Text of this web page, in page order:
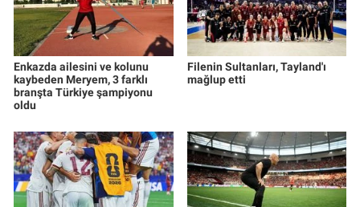
Enkazda ailesini ve kolunu
kaybeden Meryem, 3 farklı
branşta Türkiye şampiyonu
oldu
Filenin Sultanları, Tayland'ı
mağlup etti